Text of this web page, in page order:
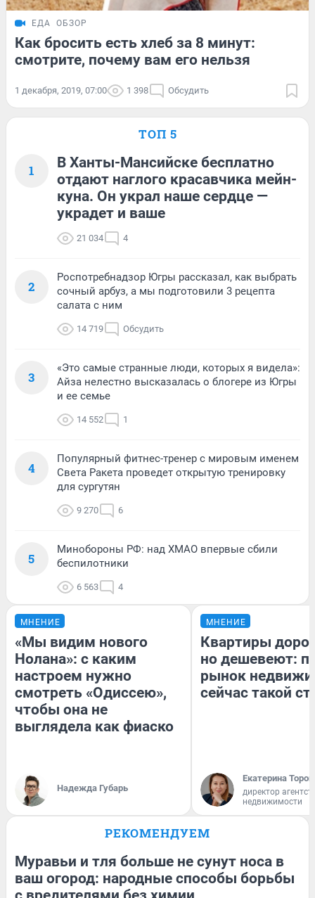
ЕДА ОБЗОР
Как бросить есть хлеб за 8 минут:
смотрите, почему вам его нельзя
1 декабря, 2019, 07:00 1 398 Обсудить
ТОП 5
1
В Ханты-Мансийске бесплатно
отдают наглого красавчика мейн-
куна. Он украл наше сердце —
украдет и ваше
21 034 4
2
Роспотребнадзор Югры рассказал, как выбрать
сочный арбуз, а мы подготовили 3 рецепта
салата с ним
14 719 Обсудить
3
«Это самые странные люди, которых я видела»:
Айза нелестно высказалась о блогере из Югры
и ее семье
14 552 1
4
Популярный фитнес-тренер с мировым именем
Света Ракета проведет открытую тренировку
для сургутян
9 270 6
5
Минобороны РФ: над ХМАО впервые сбили
беспилотники
6 563 4
МНЕНИЕ
«Мы видим нового
Нолана»: с каким
настроем нужно
смотреть «Одиссею»,
чтобы она не
выглядела как фиаско
Надежда Губарь
МНЕНИЕ
Квартиры
но дешевеют:
рынок
сейчас такой
Екатерина
директор
недвижимости
РЕКОМЕНДУЕМ
Муравьи и тля больше не сунут носа в
ваш огород: народные способы борьбы